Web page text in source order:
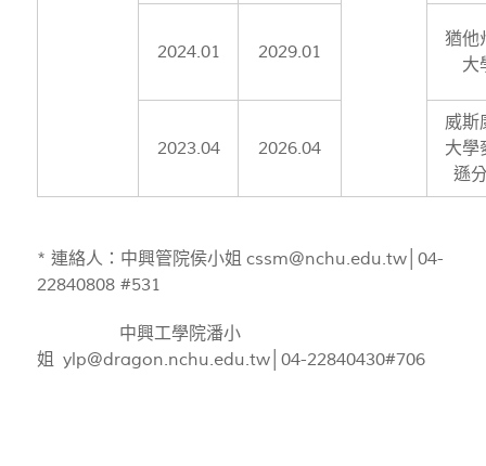
2024.01 2029.01
猶他
大
2023.04 2026.04
威斯
大學
遜
* 連絡人：中興管院侯小姐 cssm@nchu.edu.tw │04-
22840808 #531
中興工學院潘小
姐 ylp@dragon.nchu.edu.tw │04-22840430#706